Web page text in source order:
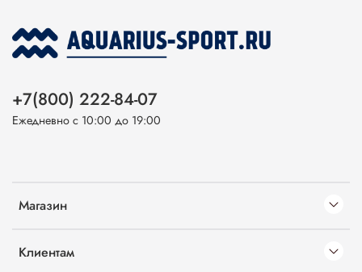
Магазин
Клиентам
+7(800) 222-84-07
Ежедневно с 10:00 до 19:00